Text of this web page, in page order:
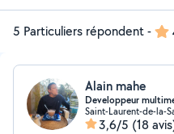
5 Particuliers répondent-
Alain mahe
Developpeur
Saint-Laurent-de-la-
3,6/5 (18